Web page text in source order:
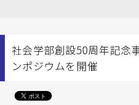
社会学部創設50周年記
ンポジウムを開催